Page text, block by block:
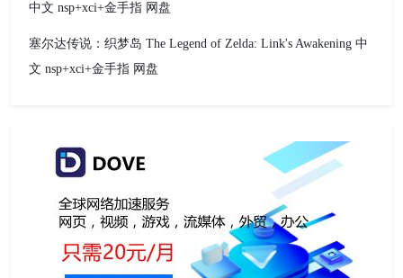
中文 nsp+xci+金手指 网盘
塞尔达传说：织梦岛 The Legend of Zelda: Link's Awakening 中
文 nsp+xci+金手指 网盘